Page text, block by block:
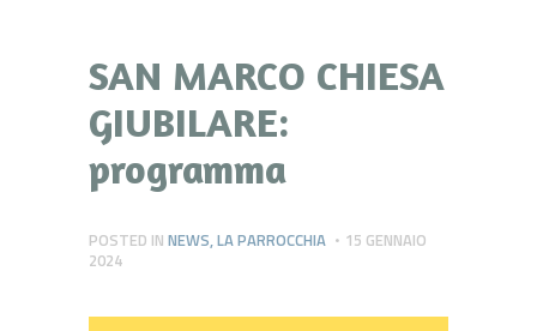
SAN MARCO CHIESA
GIUBILARE:
programma
POSTED IN NEWS,LA PARROCCHIA
15 GENNAIO
2024